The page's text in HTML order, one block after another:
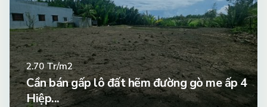
2.70Tr/m2
Cần bán gấp lô đất hẽm đường gò me ấp 4
Hiệp...